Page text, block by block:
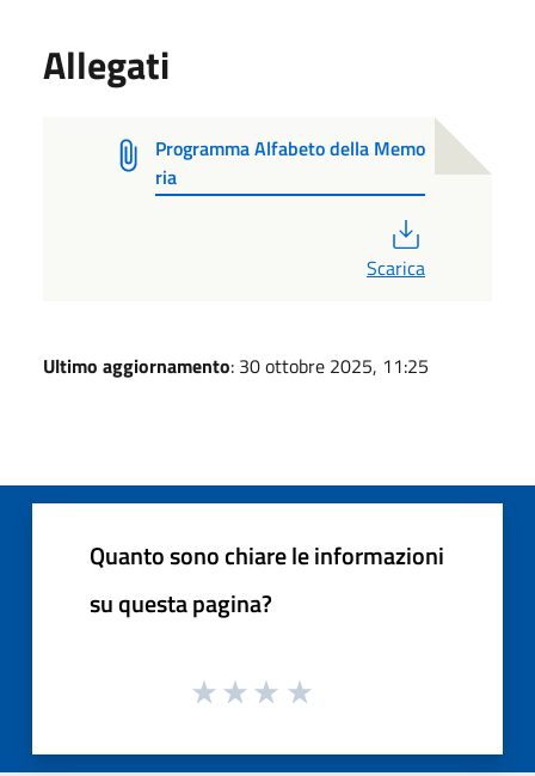
Allegati
Programma Alfabeto della Memo
ria
Scarica
Ultimo aggiornamento: 30 ottobre 2025, 11:25
Quanto sono chiare le informazioni
su questa pagina?